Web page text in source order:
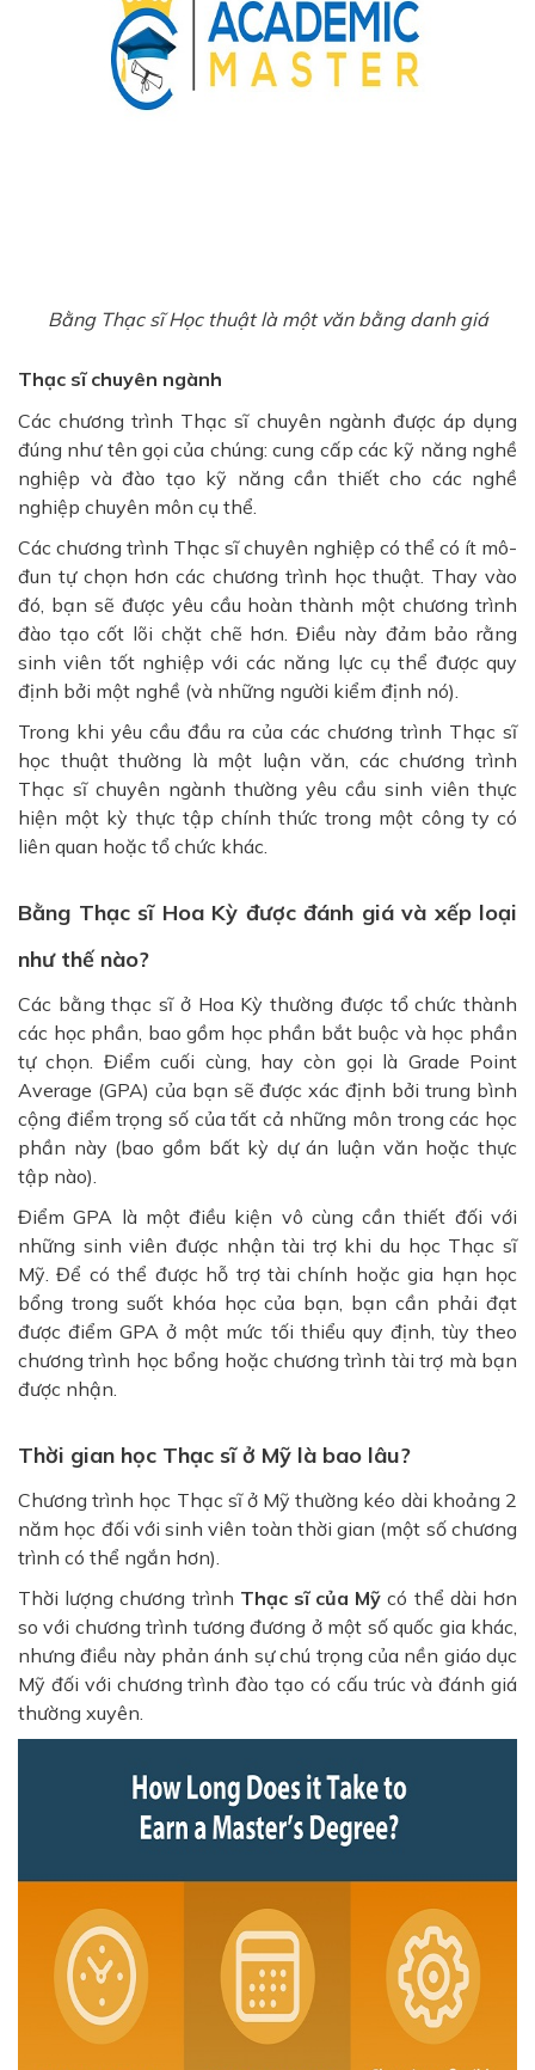
Bằng Thạc sĩ Học thuật là một văn bằng danh giá
Thạc sĩ chuyên ngành
Các chương trình Thạc sĩ chuyên ngành được áp dụng
đúng như tên gọi của chúng: cung cấp các kỹ năng nghề
nghiệp và đào tạo kỹ năng cần thiết cho các nghề
nghiệp chuyên môn cụ thể.
Các chương trình Thạc sĩ chuyên nghiệp có thể có ít mô-
đun tự chọn hơn các chương trình học thuật. Thay vào
đó, bạn sẽ được yêu cầu hoàn thành một chương trình
đào tạo cốt lõi chặt chẽ hơn. Điều này đảm bảo rằng
sinh viên tốt nghiệp với các năng lực cụ thể được quy
định bởi một nghề (và những người kiểm định nó).
Trong khi yêu cầu đầu ra của các chương trình Thạc sĩ
học thuật thường là một luận văn, các chương trình
Thạc sĩ chuyên ngành thường yêu cầu sinh viên thực
hiện một kỳ thực tập chính thức trong một công ty có
liên quan hoặc tổ chức khác.
Bằng Thạc sĩ Hoa Kỳ được đánh giá và xếp loại
như thế nào?
Các bằng thạc sĩ ở Hoa Kỳ thường được tổ chức thành
các học phần, bao gồm học phần bắt buộc và học phần
tự chọn. Điểm cuối cùng, hay còn gọi là Grade Point
Average (GPA) của bạn sẽ được xác định bởi trung bình
cộng điểm trọng số của tất cả những môn trong các học
phần này (bao gồm bất kỳ dự án luận văn hoặc thực
tập nào).
Điểm GPA là một điều kiện vô cùng cần thiết đối với
những sinh viên được nhận tài trợ khi du học Thạc sĩ
Mỹ. Để có thể được hỗ trợ tài chính hoặc gia hạn học
bổng trong suốt khóa học của bạn, bạn cần phải đạt
được điểm GPA ở một mức tối thiểu quy định, tùy theo
chương trình học bổng hoặc chương trình tài trợ mà bạn
được nhận.
Thời gian học Thạc sĩ ở Mỹ là bao lâu?
Chương trình học Thạc sĩ ở Mỹ thường kéo dài khoảng 2
năm học đối với sinh viên toàn thời gian (một số chương
trình có thể ngắn hơn).
Thời lượng chương trình Thạc sĩ của Mỹ có thể dài hơn
so với chương trình tương đương ở một số quốc gia khác,
nhưng điều này phản ánh sự chú trọng của nền giáo dục
Mỹ đối với chương trình đào tạo có cấu trúc và đánh giá
thường xuyên.